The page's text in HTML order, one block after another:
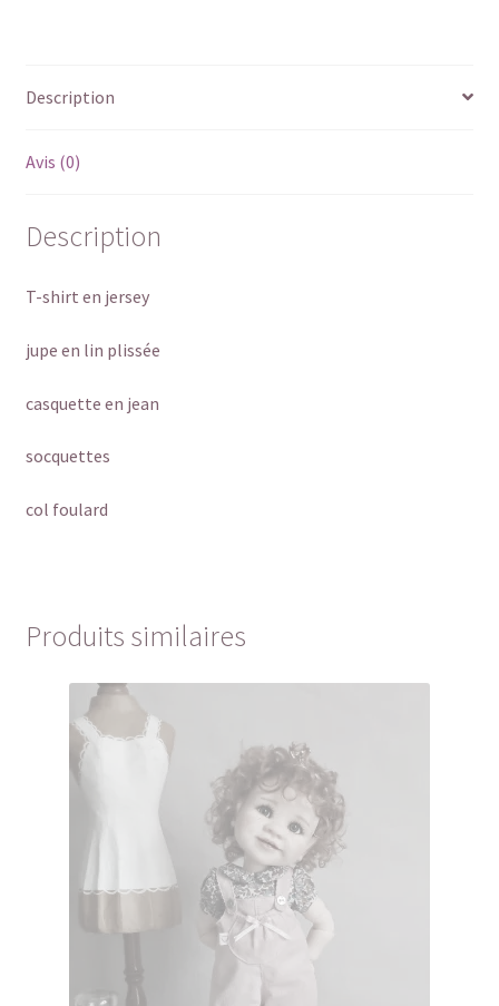
Description
Avis (0)
Description
T-shirt en jersey
jupe en lin plissée
casquette en jean
socquettes
col foulard
Produits similaires